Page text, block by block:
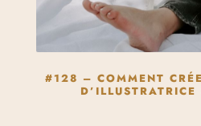
#128 – COMMENT